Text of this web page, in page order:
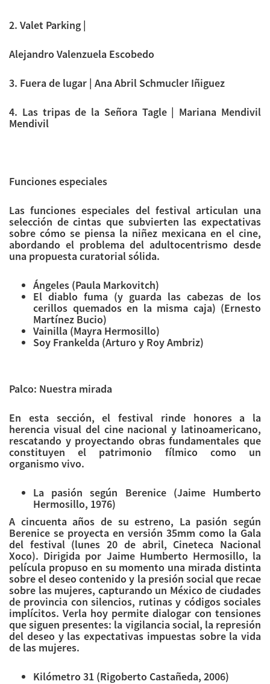
2. Valet Parking |
Alejandro Valenzuela Escobedo
3. Fuera de lugar | Ana Abril Schmucler Iñiguez
4. Las tripas de la Señora Tagle | Mariana Mendivil
Mendivil
Funciones especiales
Las funciones especiales del festival articulan una
selección de cintas que subvierten las expectativas
sobre cómo se piensa la niñez mexicana en el cine,
abordando el problema del adultocentrismo desde
una propuesta curatorial sólida.
Ángeles (Paula Markovitch)
El diablo fuma (y guarda las cabezas de los
cerillos quemados en la misma caja) (Ernesto
Martínez Bucio)
Vainilla (Mayra Hermosillo)
Soy Frankelda (Arturo y Roy Ambriz)
Palco: Nuestra mirada
En esta sección, el festival rinde honores a la
herencia visual del cine nacional y latinoamericano,
rescatando y proyectando obras fundamentales que
constituyen el patrimonio fílmico como un
organismo vivo.
La pasión según Berenice (Jaime Humberto
Hermosillo, 1976)
A cincuenta años de su estreno, La pasión según
Berenice se proyecta en versión 35mm como la Gala
del festival (lunes 20 de abril, Cineteca Nacional
Xoco). Dirigida por Jaime Humberto Hermosillo, la
película propuso en su momento una mirada distinta
sobre el deseo contenido y la presión social que recae
sobre las mujeres, capturando un México de ciudades
de provincia con silencios, rutinas y códigos sociales
implícitos. Verla hoy permite dialogar con tensiones
que siguen presentes: la vigilancia social, la represión
del deseo y las expectativas impuestas sobre la vida
de las mujeres.
Kilómetro 31 (Rigoberto Castañeda, 2006)